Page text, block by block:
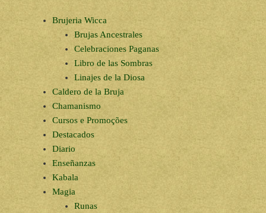
Brujeria Wicca
Brujas Ancestrales
Celebraciones Paganas
Libro de las Sombras
Linajes de la Diosa
Caldero de la Bruja
Chamanismo
Cursos e Promoções
Destacados
Diario
Enseñanzas
Kabala
Magia
Runas